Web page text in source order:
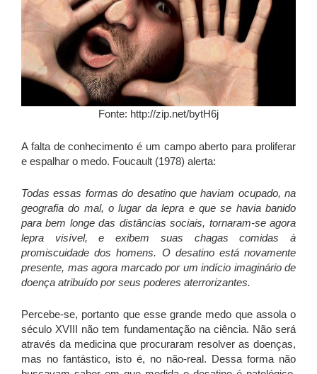
Fonte: http://zip.net/bytH6j
A falta de conhecimento é um campo aberto para proliferar
e espalhar o medo. Foucault (1978) alerta:
Todas essas formas do desatino que haviam ocupado, na
geografia do mal, o lugar da lepra e que se havia banido
para bem longe das distâncias sociais, tornaram-se agora
lepra visível, e exibem suas chagas comidas à
promiscuidade dos homens. O desatino está novamente
presente, mas agora marcado por um indício imaginário de
doença atribuído por seus poderes aterrorizantes.
Percebe-se, portanto que esse grande medo que assola o
século XVIII não tem fundamentação na ciência. Não será
através da medicina que procuraram resolver as doenças,
mas no fantástico, isto é, no não-real. Dessa forma não